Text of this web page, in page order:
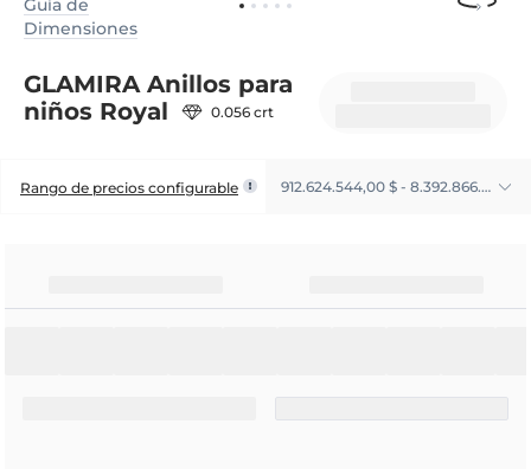
Guía de
Dimensiones
GLAMIRA Anillos para
niños Royal
0.056 crt
Rango de precios configurable 912.624.544,00 $ - 8.392.866.025,00 $